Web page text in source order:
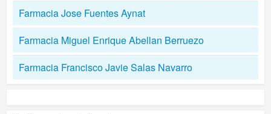
Farmacia Jose Fuentes Aynat
Farmacia Miguel Enrique Abellan Berruezo
Farmacia Francisco Javie Salas Navarro